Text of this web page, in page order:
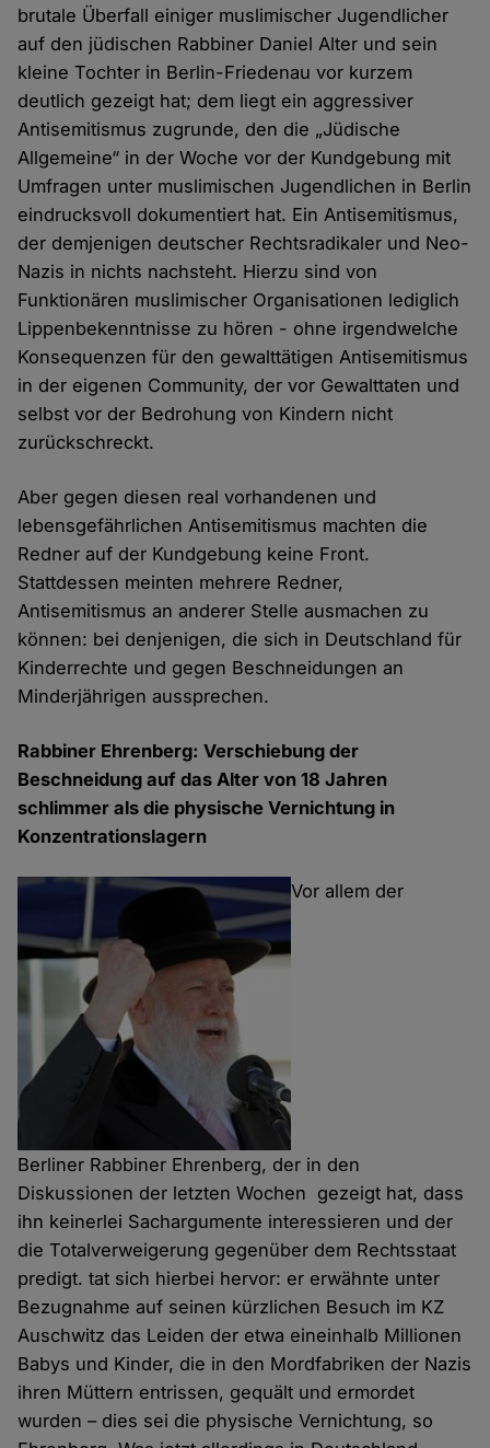
brutale Überfall einiger muslimischer Jugendlicher
auf den jüdischen Rabbiner Daniel Alter und sein
kleine Tochter in Berlin-Friedenau vor kurzem
deutlich gezeigt hat; dem liegt ein aggressiver
Antisemitismus zugrunde, den die „Jüdische
Allgemeine“ in der Woche vor der Kundgebung mit
Umfragen unter muslimischen Jugendlichen in Berlin
eindrucksvoll dokumentiert hat. Ein Antisemitismus,
der demjenigen deutscher Rechtsradikaler und Neo-
Nazis in nichts nachsteht. Hierzu sind von
Funktionären muslimischer Organisationen lediglich
Lippenbekenntnisse zu hören - ohne irgendwelche
Konsequenzen für den gewalttätigen Antisemitismus
in der eigenen Community, der vor Gewalttaten und
selbst vor der Bedrohung von Kindern nicht
zurückschreckt.
Aber gegen diesen real vorhandenen und
lebensgefährlichen Antisemitismus machten die
Redner auf der Kundgebung keine Front.
Stattdessen meinten mehrere Redner,
Antisemitismus an anderer Stelle ausmachen zu
können: bei denjenigen, die sich in Deutschland für
Kinderrechte und gegen Beschneidungen an
Minderjährigen aussprechen.
Rabbiner Ehrenberg: Verschiebung der
Beschneidung auf das Alter von 18 Jahren
schlimmer als die physische Vernichtung in
Konzentrationslagern
Vor allem der
Berliner Rabbiner Ehrenberg, der in den
Diskussionen der letzten Wochen gezeigt hat, dass
ihn keinerlei Sachargumente interessieren und der
die Totalverweigerung gegenüber dem Rechtsstaat
predigt. tat sich hierbei hervor: er erwähnte unter
Bezugnahme auf seinen kürzlichen Besuch im KZ
Auschwitz das Leiden der etwa eineinhalb Millionen
Babys und Kinder, die in den Mordfabriken der Nazis
ihren Müttern entrissen, gequält und ermordet
wurden – dies sei die physische Vernichtung, so